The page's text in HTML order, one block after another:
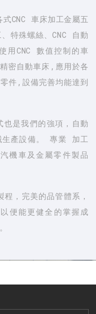
CNC 車床加工金屬五
特殊螺絲、CNC 自動
用CNC 數值控制的車
密自動車床,應用於各
件,設備完善均能達到
也是我們的強項，自動
生產設備。 專業 加工
機車及金屬零件製品
，完美的品管體系，
便能更健全的掌握成